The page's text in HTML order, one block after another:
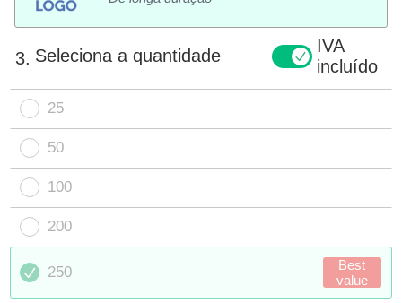
3. Seleciona a quantidade
IVA
incluído
25
50
100
200
250
Best
value